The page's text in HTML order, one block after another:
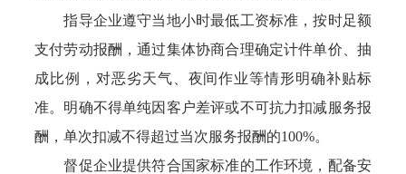
指导企业遵守当地小时最低工资标准，按时足额
支付劳动报酬，通过集体协商合理确定计件单价、抽
成比例，对恶劣天气、夜间作业等情形明确补贴标
准。明确不得单纯因客户差评或不可抗力扣减服务报
酬，单次扣减不得超过当次服务报酬的100%。
督促企业提供符合国家标准的工作环境，配备安